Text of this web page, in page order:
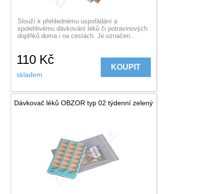
Slouží k přehlednému uspořádání a
spolehlivému dávkování léků či potravinových
doplňků doma i na cestách. Je označen...
110 Kč
skladem
KOUPIT
Dávkovač léků OBZOR typ 02 týdenní zelený